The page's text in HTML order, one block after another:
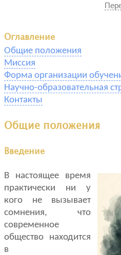
Оглавление
Общие положения
Миссия
Форма организации
Научно-образовательная
Контакты
Общие положения
Введение
В настоящее время
практически ни у
кого не вызывает
сомнения, что
современное
общество находится
в